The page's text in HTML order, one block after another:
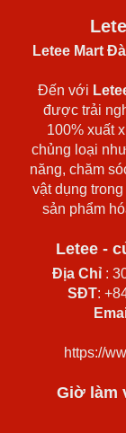
Letee Mart
Đến với
được trải
100% xuất
chủng loại
năng, chăm
vật dụng
sản phẩm
Letee -
Địa Chỉ:
SĐT:
https://
Giờ làm